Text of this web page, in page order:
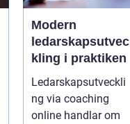
Modern
ledarskapsutvec
kling i praktiken
Ledarskapsutveckli
ng via coaching
online handlar om